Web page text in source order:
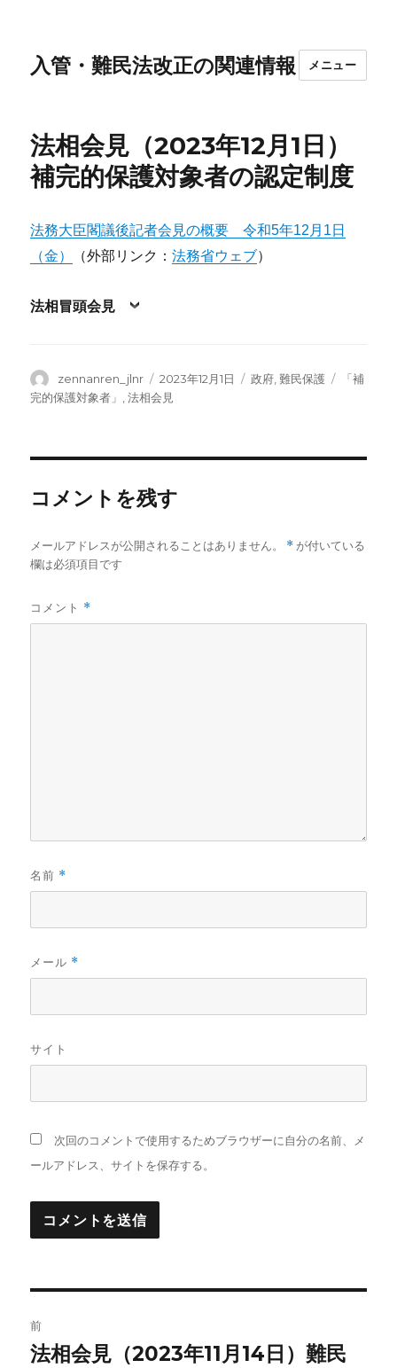
入管・難民法改正の関連情報 メニュー
法相会見（2023年12月1日）
補完的保護対象者の認定制度
法務大臣閣議後記者会見の概要 令和5年12月1日
（金）
（外部リンク：法務省ウェブ）
法相冒頭会見
投
稿
zennanren_jlnr
投
稿
2023年12月1日
カ
政府 ,難民保護
タ
「補
完的保護対象者」
,法相会見
コメントを残す
メールアドレスが公開されることはありません。 * が付いている
欄は必須項目です
コメント *
名前 *
メール *
サイト
次回のコメントで使用するためブラウザーに自分の名前、メ
ールアドレス、サイトを保存する。
稿
前
前
法相会見（2023年11月14日）難民